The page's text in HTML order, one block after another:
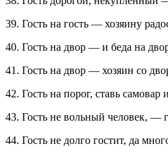
39. Гость на гость — хозяину
40. Гость на двор — и беда на
41. Гость на двор — хозяин со
42. Гость на порог, ставь самовар
43. Гость не вольный человек, —
44. Гость не долго гостит, да